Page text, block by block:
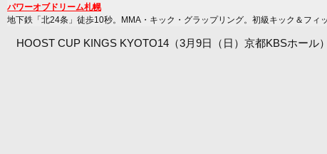
パワーオブドリーム札幌
地下鉄「北24条」徒歩10秒。MMA・キック・グラップリング。初級キック＆フィ
HOOST CUP KINGS KYOTO14（3月9日（日）京都KBSホール